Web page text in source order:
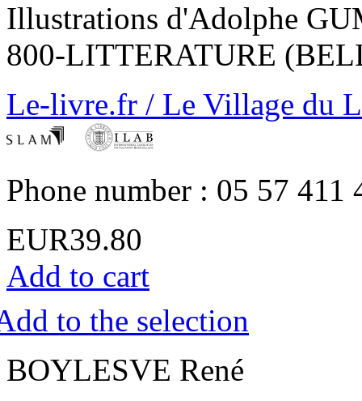
‎Illustrations d'Adolphe
800-LITTERATURE
Le-livre.fr / Le Village du
Phone number : 05 57 411
EUR39.80
Add to cart
to the selection
‎BOYLESVE René‎